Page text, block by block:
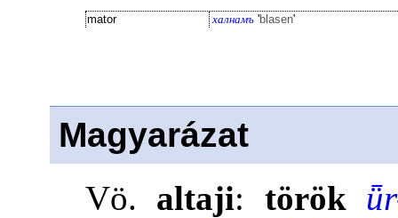
mator халнамъ 'blasen'
Magyarázat
Vö. altaji: török